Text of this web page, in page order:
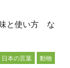
味と使い方 な
日本の言葉 動物